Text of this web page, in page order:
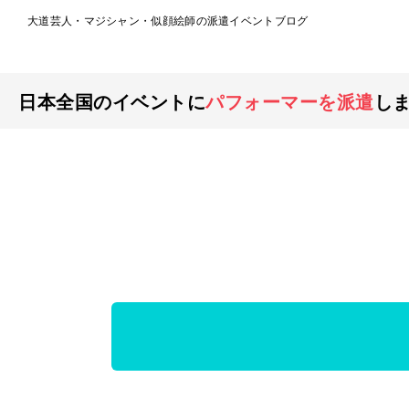
大道芸人・マジシャン・似顔絵師の派遣イベントブログ
日本全国のイベントにパフォーマーを派遣 し